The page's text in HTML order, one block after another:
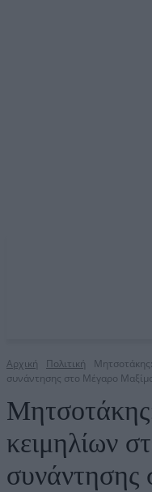
Αρχική Πολιτική
συνάντησης στο Μέγαρο
κειμηλίων